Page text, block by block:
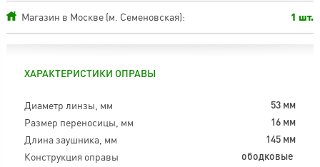
Магазин в Москве (м. Семеновская): 1 шт.
ХАРАКТЕРИСТИКИ ОПРАВЫ
Диаметр линзы, мм 53 мм
Размер переносицы, мм 16 мм
Длина заушника, мм 145 мм
Конструкция оправы ободковые